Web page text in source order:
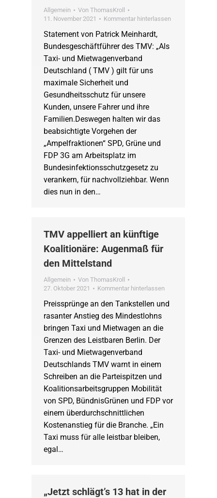
Allgemein Von ThomasKroll
11. November 2021
Kommentar hinterlassen
Statement von Patrick Meinhardt,
Bundesgeschäftführer des TMV: „Als
Taxi- und Mietwagenverband
Deutschland ( TMV ) gilt für uns
maximale Sicherheit und
Gesundheitsschutz für unsere
Kunden, unsere Fahrer und ihre
Familien.Deswegen halten wir das
beabsichtigte Vorgehen der
„Ampelfraktionen“ SPD, Grüne und
FDP 3G am Arbeitsplatz im
Bundesinfektionsschutzgesetz zu
verankern, für nachvollziehbar. Wenn
dies nun in den…
TMV appelliert an künftige
Koalitionäre: Augenmaß für
den Mittelstand
Allgemein Von ThomasKroll
27. Oktober 2021
Kommentar hinterlassen
Preissprünge an den Tankstellen und
rasanter Anstieg des Mindestlohns
bringen Taxi und Mietwagen an die
Grenzen des Leistbaren Berlin. Der
Taxi- und Mietwagenverband
Deutschlands TMV warnt in einem
Schreiben an die Parteispitzen und
Koalitionsarbeitsgruppen Mobilität
von SPD, BündnisGrünen und FDP vor
einem überdurchschnittlichen
Kostenanstieg für die Branche. „Ein
Taxi muss für alle leistbar bleiben,
egal…
„Jetzt schlägt’s 13 hat in der